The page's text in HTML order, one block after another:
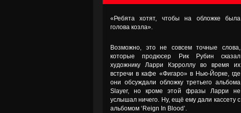
«Ребята хотят, чтобы на обложке была
голова козла».
Возможно, это не совсем точные слова,
которые продюсер Рик Рубин сказал
художнику Ларри Кэрроллу во время их
встречи в кафе «Фигаро» в Нью-Йорке, где
они обсуждали обложку третьего альбома
Slayer, но кроме этой фразы Ларри не
услышал ничего. Ну, ещё ему дали кассету с
альбомом ‘Reign In Blood’.